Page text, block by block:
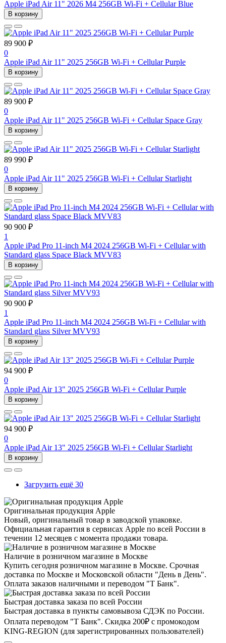
Apple iPad Air 11" 2026 M4 256GB Wi-Fi + Cellular Blue
В корзину
89 900 ₽
0
Apple iPad Air 11" 2025 256GB Wi-Fi + Cellular Purple
В корзину
89 900 ₽
0
Apple iPad Air 11" 2025 256GB Wi-Fi + Cellular Space Gray
В корзину
89 990 ₽
0
Apple iPad Air 11" 2025 256GB Wi-Fi + Cellular Starlight
В корзину
90 900 ₽
1
Apple iPad Pro 11-inch M4 2024 256GB Wi-Fi + Cellular with
Standard glass Space Black MVV83
В корзину
90 900 ₽
1
Apple iPad Pro 11-inch M4 2024 256GB Wi-Fi + Cellular with
Standard glass Silver MVV93
В корзину
94 900 ₽
0
Apple iPad Air 13" 2025 256GB Wi-Fi + Cellular Purple
В корзину
94 900 ₽
0
Apple iPad Air 13" 2025 256GB Wi-Fi + Cellular Starlight
В корзину
Загрузить ещё 30
Оригинальная продукция Apple
Новый, оригинальный товар в заводской упаковке.
Официальная гарантия в сервисах Apple по всей России в
течении 12 месяцев с момента продажи товара.
Наличие в розничном магазине в Москве
Купить сегодня розничном магазине в Москве. Срочная
доставка по Москве и Московской области "День в День".
Оплата заказов наличными и переводом "Т Банк".
Быстрая доставка заказа по всей России
Быстрая доставка в пункты самовывоза СДЭК по России.
Оплата переводом "Т Банк". Скидка 200₽ с промокодом
KING-REGION (для зарегистрированных пользователей)